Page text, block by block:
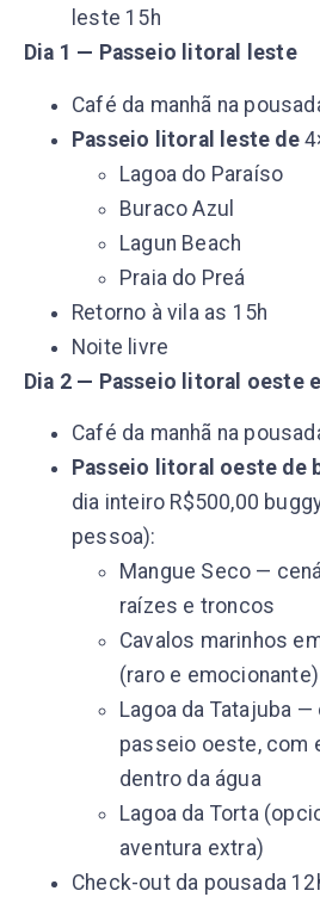
leste 15h
Dia 1 — Passeio litoral leste
Café da manhã na
Passeio litoral leste de
Lagoa do Paraíso
Buraco Azul
Lagun Beach
Praia do Preá
Retorno à vila as 15h
Noite livre
Dia 2 — Passeio litoral oeste
Café da manhã na
Passeio litoral oeste de
dia inteiro R$500,00
pessoa):
Mangue Seco —
raízes e troncos
Cavalos marinhos
(raro e emocionante)
Lagoa da Tatajuba
passeio oeste, com
dentro da água
Lagoa da Torta
aventura extra)
Check-out da pousada